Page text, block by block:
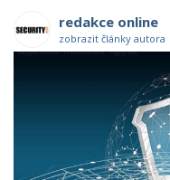
redakce online
zobrazit články autora